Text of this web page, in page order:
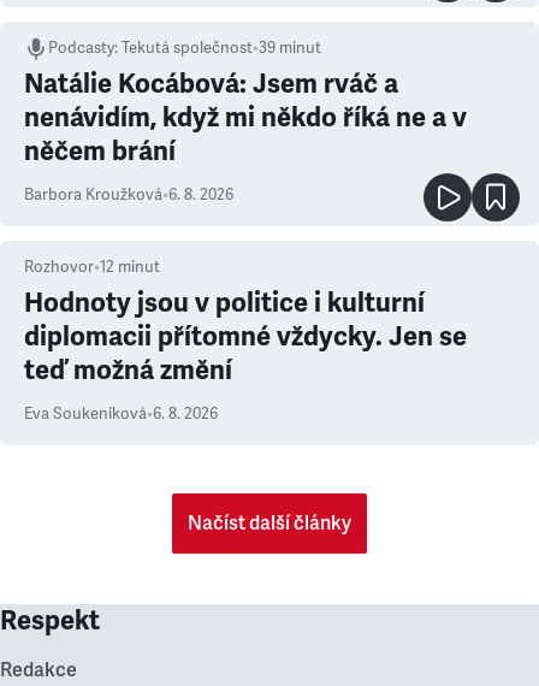
Podcasty:Tekutá společnost•39 minut
Natálie Kocábová: Jsem rváč a
nenávidím, když mi někdo říká ne a v
něčem brání
Barbora Kroužková•6. 8. 2026
Rozhovor•12 minut
Hodnoty jsou v politice i kulturní
diplomacii přítomné vždycky. Jen se
teď možná změní
Eva Soukeníková•6. 8. 2026
Načíst další články
Respekt
Redakce